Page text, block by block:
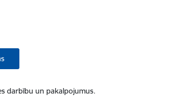
darbību un pakalpojumus.